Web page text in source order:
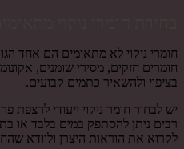
חומרי ניקוי לא מתאימים הם אחד
חומרים חזקים, מסירי שומנים,
בציפוי ולהשאיר כתמים קבועים.
יש לבחור חומר ניקוי ייעודי
רבים ניתן להסתפק במים בלבד או
לקרוא את הוראות היצרן ולוודא